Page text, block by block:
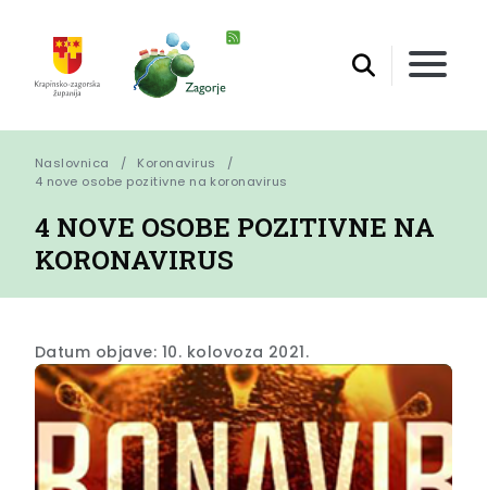
Naslovnica
Koronavirus
4 nove osobe pozitivne na koronavirus
4 NOVE OSOBE POZITIVNE NA
KORONAVIRUS
Datum objave: 10. kolovoza 2021.